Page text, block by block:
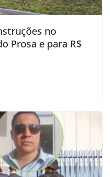
no
Prosa e para R$